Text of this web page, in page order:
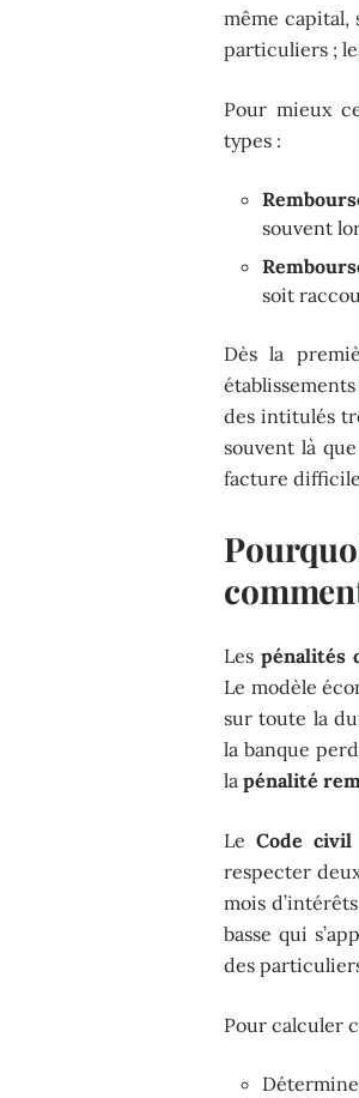
même capital,
particuliers ;
Pour mieux
types :
souvent
soit
Dès la
des intitulés
souvent là
facture
Les pénalités
Le modèle
sur toute la
la banque
lapénalité
LeCode civil
respecter
mois
basse qui
des
Pour calculer